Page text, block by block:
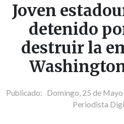
Joven
detenido
destruir la
Publicado: Domingo, 25 de Mayo
Periodista